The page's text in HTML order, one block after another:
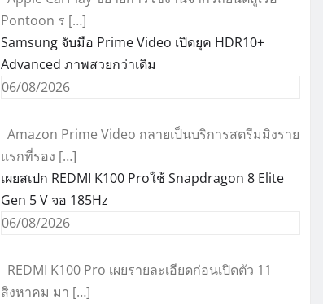
Pontoon ร […]
Samsung จับมือ Prime Video เปิดยุค HDR10+
Advanced ภาพสวยกว่าเดิม
06/08/2026
Amazon Prime Video กลายเป็นบริการสตรีมมิงราย
แรกที่รอง […]
เผยสเปก REDMI K100 Proใช้ Snapdragon 8 Elite
Gen 5 V จอ 185Hz
06/08/2026
REDMI K100 Pro เผยรายละเอียดก่อนเปิดตัว 11
สิงหาคม มา […]